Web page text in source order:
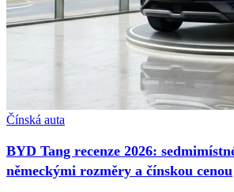
Čínská auta
BYD Tang recenze 2026:
německými rozměry a čínskou cenou